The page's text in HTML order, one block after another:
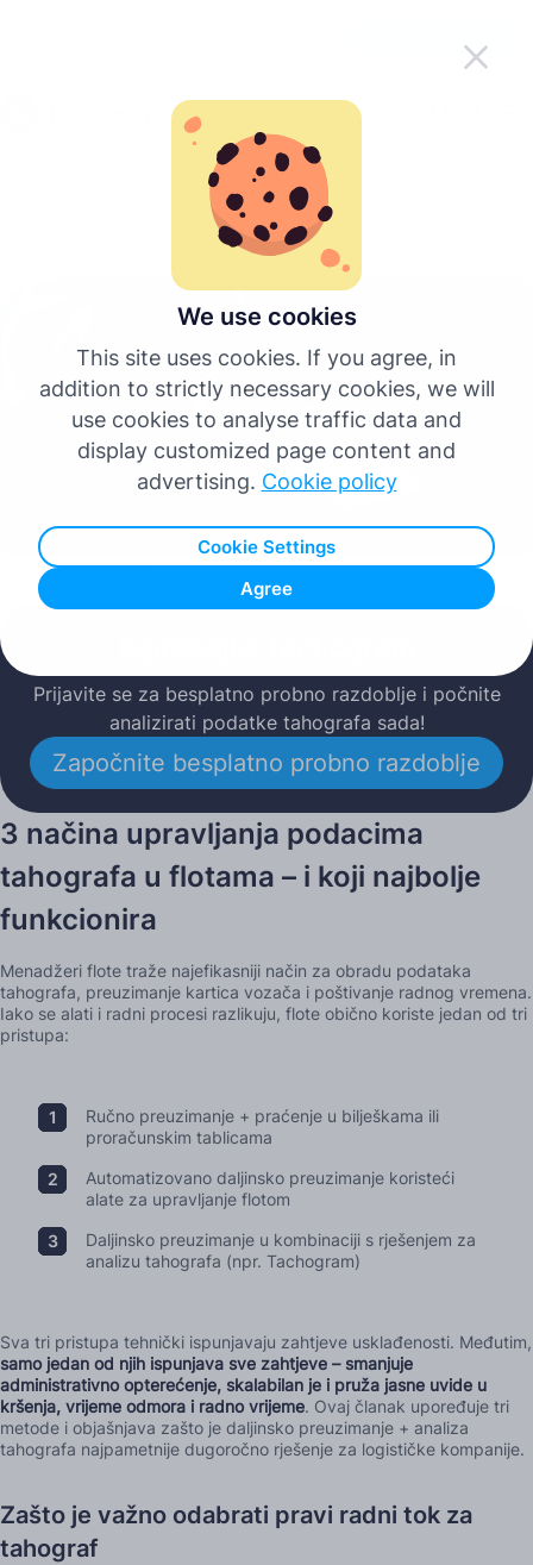
We use cookies
This site uses cookies. If you agree, in
addition to strictly necessary cookies, we will
use cookies to analyse traffic data and
display customized page content and
advertising. Cookie policy
Cookie Settings
Agree
Français
Italiano
Nazad na sve postove
Objavljeno: 08.01.2026
Prijavite se za besplatno probno razdoblje i počnite
analizirati podatke tahografa sada!
Započnite besplatno probno razdoblje
3 načina upravljanja podacima
tahografa u flotama – i koji najbolje
funkcionira
Menadžeri flote traže najefikasniji način za obradu podataka
tahografa, preuzimanje kartica vozača i poštivanje radnog vremena.
Iako se alati i radni procesi razlikuju, flote obično koriste jedan od tri
pristupa:
Ručno preuzimanje + praćenje u bilješkama ili
proračunskim tablicama
Automatizovano daljinsko preuzimanje koristeći
alate za upravljanje flotom
Daljinsko preuzimanje u kombinaciji s rješenjem za
analizu tahografa (npr. Tachogram)
Sva tri pristupa tehnički ispunjavaju zahtjeve usklađenosti. Međutim,
samo jedan od njih ispunjava sve zahtjeve – smanjuje
administrativno opterećenje, skalabilan je i pruža jasne uvide u
kršenja, vrijeme odmora i radno vrijeme. Ovaj članak upoređuje tri
metode i objašnjava zašto je daljinsko preuzimanje + analiza
tahografa najpametnije dugoročno rješenje za logističke kompanije.
Zašto je važno odabrati pravi radni tok za
tahograf